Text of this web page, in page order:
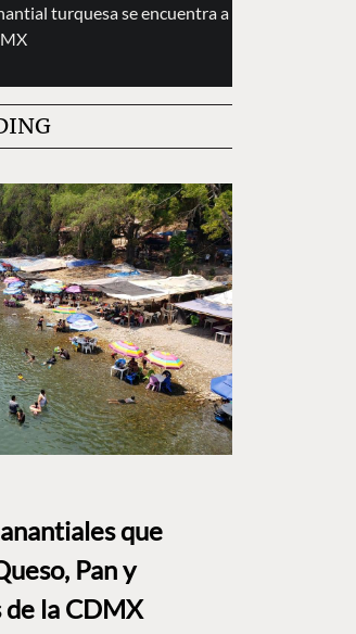
turquesa se encuentra a
que
Pan y
de la CDMX